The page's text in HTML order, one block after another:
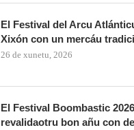
El Festival del Arcu
Xixón con un mercáu
26 de xunetu, 2026
El Festival Boombastic 2026
revalidaotru bon añu con